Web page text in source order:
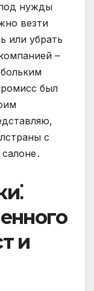
нужды
везти
или убрать
–
был
с
и